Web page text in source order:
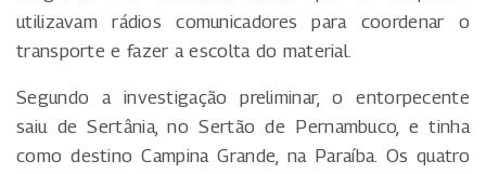
utilizavam rádios comunicadores para coordenar o
transporte e fazer a escolta do material.
Segundo a investigação preliminar, o entorpecente
saiu de Sertânia, no Sertão de Pernambuco, e tinha
como destino Campina Grande, na Paraíba. Os quatro